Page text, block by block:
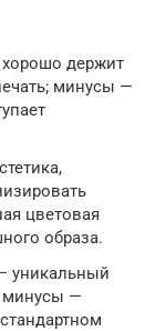
держит
минусы —
цветовая
образа.
уникальный
минусы —